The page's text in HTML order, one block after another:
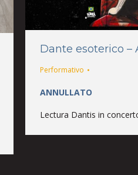
Dante esoterico –
Performativo
ANNULLATO
Lectura Dantis in